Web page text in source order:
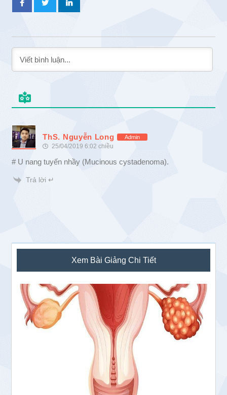
ThS. Nguyễn Long Admin
25/04/2019 6:02 chiều
# U nang tuyến nhầy (Mucinous cystadenoma).
Trả lời ↵
Sidebar
chính
Xem Bài Giảng Chi Tiết